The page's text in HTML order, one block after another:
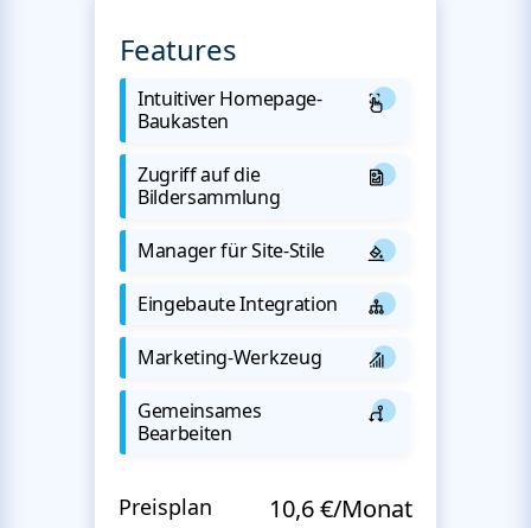
Features
Intuitiver Homepage-
Baukasten
Zugriff auf die
Bildersammlung
Manager für Site-Stile
Eingebaute Integration
Marketing-Werkzeug
Gemeinsames
Bearbeiten
Preisplan 10,6 €/Monat